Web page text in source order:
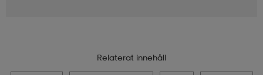
Relaterat innehåll